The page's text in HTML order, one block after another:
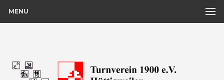
MENU